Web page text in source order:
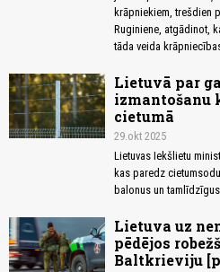
krāpniekiem, trešdien
Ruginiene, atgādinot,
tāda veida
Lietuvā par
izmantošanu
cietumā
29.okt 2025
Lietuvas Iekšlietu
kas paredz
balonus un
Lietuva uz
pēdējos
Baltkrieviju